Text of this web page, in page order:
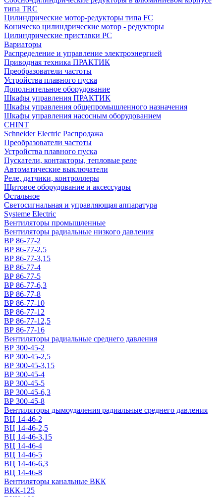
типа TRC
Цилиндрические мотор-редукторы типа FC
Коническо цилиндрические мотор - редукторы
Цилиндрические приставки PC
Вариаторы
Распределение и управление электроэнергией
Приводная техника ПРАКТИК
Преобразователи частоты
Устройства плавного пуска
Дополнительное оборудование
Шкафы управления ПРАКТИК
Шкафы управления общепромышленного назначения
Шкафы управления насосным оборудованием
CHINT
Schneider Electric Распродажа
Преобразователи частоты
Устройства плавного пуска
Пускатели, контакторы, тепловые реле
Автоматические выключатели
Реле, датчики, контроллеры
Щитовое оборудование и аксессуары
Остальное
Светосигнальная и управляющая аппаратура
Systeme Electric
Вентиляторы промышленные
Вентиляторы радиальные низкого давления
ВР 86-77-2
ВР 86-77-2,5
ВР 86-77-3,15
ВР 86-77-4
ВР 86-77-5
ВР 86-77-6,3
ВР 86-77-8
ВР 86-77-10
ВР 86-77-12
ВР 86-77-12,5
ВР 86-77-16
Вентиляторы радиальные среднего давления
ВР 300-45-2
ВР 300-45-2,5
ВР 300-45-3,15
ВР 300-45-4
ВР 300-45-5
ВР 300-45-6,3
ВР 300-45-8
Вентиляторы дымоудаления радиальные среднего давления
ВЦ 14-46-2
ВЦ 14-46-2,5
ВЦ 14-46-3,15
ВЦ 14-46-4
ВЦ 14-46-5
ВЦ 14-46-6,3
ВЦ 14-46-8
Вентиляторы канальные ВКК
ВКК-125